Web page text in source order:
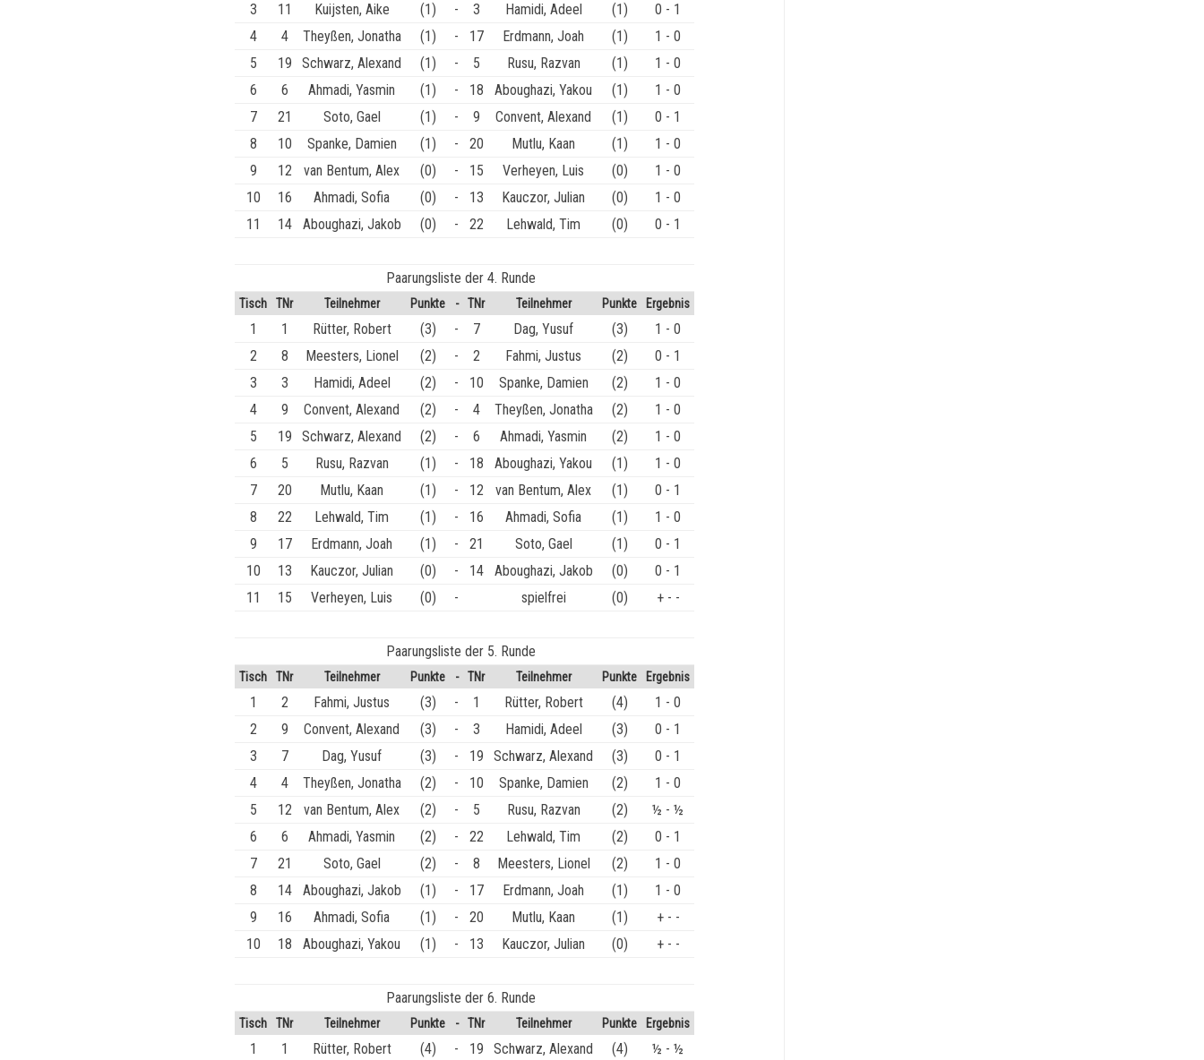
3
11 Kuijsten, Aike (1) - 3 Hamidi, Adeel (1)
0 - 1
4
4 Theyßen, Jonatha (1) - 17 Erdmann, Joah (1)
1 - 0
5
19 Schwarz, Alexand (1) - 5 Rusu, Razvan (1)
1 - 0
6
6 Ahmadi, Yasmin (1) - 18 Aboughazi, Yakou (1)
1 - 0
7
21 Soto, Gael (1) - 9 Convent, Alexand (1)
0 - 1
8
10 Spanke, Damien (1) - 20 Mutlu, Kaan (1)
1 - 0
9
12 van Bentum, Alex (0) - 15 Verheyen, Luis (0)
1 - 0
10
16 Ahmadi, Sofia (0) - 13 Kauczor, Julian (0)
1 - 0
11
14 Aboughazi, Jakob (0) - 22 Lehwald, Tim (0) 0 - 1
Paarungsliste der 4. Runde
Tisch TNr Teilnehmer Punkte - TNr Teilnehmer Punkte Ergebnis
1 1 Rütter, Robert (3) - 7 Dag, Yusuf (3)
1 - 0
2
8 Meesters, Lionel (2) - 2 Fahmi, Justus (2)
0 - 1
3
3 Hamidi, Adeel (2) - 10 Spanke, Damien (2)
1 - 0
4
9 Convent, Alexand (2) - 4 Theyßen, Jonatha (2)
1 - 0
5
19 Schwarz, Alexand (2) - 6 Ahmadi, Yasmin (2)
1 - 0
6
5 Rusu, Razvan (1) - 18 Aboughazi, Yakou (1)
1 - 0
7
20 Mutlu, Kaan (1) - 12 van Bentum, Alex (1)
0 - 1
8
22 Lehwald, Tim (1) - 16 Ahmadi, Sofia (1)
1 - 0
9
17 Erdmann, Joah (1) - 21 Soto, Gael (1)
0 - 1
10
13 Kauczor, Julian (0) - 14 Aboughazi, Jakob (0)
0 - 1
11
15 Verheyen, Luis (0) - spielfrei (0) + - -
Paarungsliste der 5. Runde
Tisch TNr Teilnehmer Punkte - TNr Teilnehmer Punkte Ergebnis
1 2 Fahmi, Justus (3) - 1 Rütter, Robert (4)
1 - 0
2
9 Convent, Alexand (3) - 3 Hamidi, Adeel (3)
0 - 1
3
7 Dag, Yusuf (3) - 19 Schwarz, Alexand (3)
0 - 1
4
4 Theyßen, Jonatha (2) - 10 Spanke, Damien (2)
1 - 0
5
12 van Bentum, Alex (2) - 5 Rusu, Razvan (2)
½ - ½
6
6 Ahmadi, Yasmin (2) - 22 Lehwald, Tim (2)
0 - 1
7
21 Soto, Gael (2) - 8 Meesters, Lionel (2)
1 - 0
8
14 Aboughazi, Jakob (1) - 17 Erdmann, Joah (1)
1 - 0
9
16 Ahmadi, Sofia (1) - 20 Mutlu, Kaan (1)
+ - -
10
18 Aboughazi, Yakou (1) - 13 Kauczor, Julian (0) + - -
Paarungsliste der 6. Runde
Tisch TNr Teilnehmer Punkte - TNr Teilnehmer Punkte Ergebnis
1 1 Rütter, Robert (4) - 19 Schwarz, Alexand (4)
½ - ½